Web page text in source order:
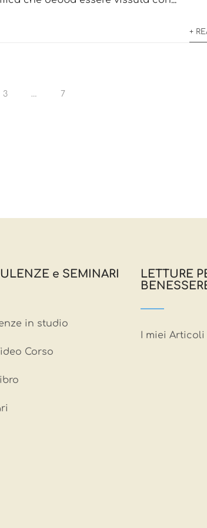
+
3 … 7
e SEMINARI
in studio
Corso
LETTURE
I miei